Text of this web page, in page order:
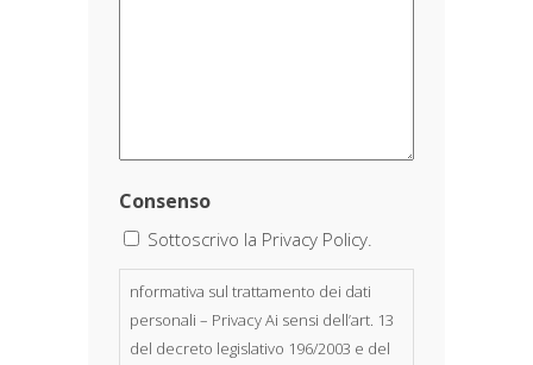
Consenso
Sottoscrivo la Privacy Policy.
nformativa sul trattamento dei dati
personali – Privacy Ai sensi dell’art. 13
del decreto legislativo 196/2003 e del